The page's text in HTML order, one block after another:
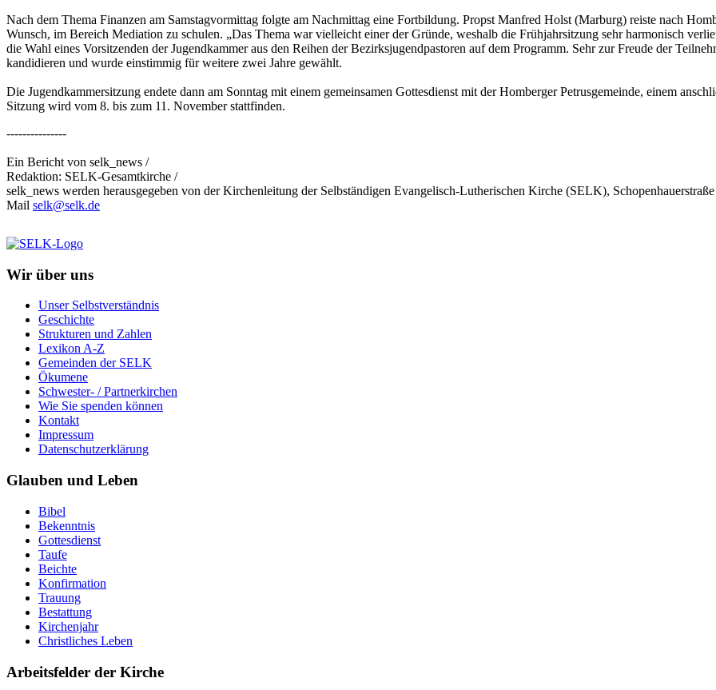
Nach dem Thema Finanzen am Samstagvormittag folgte am Nachmittag eine Fortbildung. Propst Manfred Holst (Marburg) reiste nach
Wunsch, im Bereich Mediation zu schulen. „Das Thema war vielleicht einer der Gründe, weshalb die Frühjahrsitzung sehr harmonisch
die Wahl eines Vorsitzenden der Jugendkammer aus den Reihen der Bezirksjugendpastoren auf dem Programm. Sehr zur Freude der
kandidieren und wurde einstimmig für weitere zwei Jahre gewählt.
Die Jugendkammersitzung endete dann am Sonntag mit einem gemeinsamen Gottesdienst mit der Homberger Petrusgemeinde, einem
Sitzung wird vom 8. bis zum 11. November stattfinden.
---------------
Ein Bericht von selk_news /
Redaktion: SELK-Gesamtkirche /
selk_news werden herausgegeben von der Kirchenleitung der Selbständigen Evangelisch-Lutherischen Kirche (SELK),
Mail selk@selk.de
Wir über uns
Unser Selbstverständnis
Geschichte
Strukturen und Zahlen
Lexikon A-Z
Gemeinden der SELK
Ökumene
Schwester- / Partnerkirchen
Wie Sie spenden können
Kontakt
Impressum
Datenschutzerklärung
Glauben und Leben
Bibel
Bekenntnis
Gottesdienst
Taufe
Beichte
Konfirmation
Trauung
Bestattung
Kirchenjahr
Christliches Leben
Arbeitsfelder der Kirche